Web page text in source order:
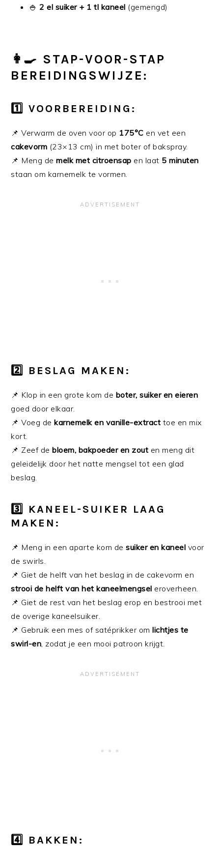
🍚2 el suiker + 1 tl kaneel (gemengd)
👩‍🍳 STAP-VOOR-STAP
BEREIDINGSWIJZE:
1️⃣ VOORBEREIDING:
📌 Verwarm de oven voor op 175°C en vet een
cakevorm (23×13 cm) in met boter of bakspray.
📌 Meng demelk met citroensap en laat 5 minuten
staan om karnemelk te vormen.
2️⃣ BESLAG MAKEN:
📌 Klop in een grote kom de boter, suiker en eieren
goed door elkaar.
📌 Voeg dekarnemelk en vanille-extract toe en mix
kort.
📌 Zeef debloem, bakpoeder en zout en meng dit
geleidelijk door het natte mengsel tot een glad
beslag.
3️⃣ KANEEL-SUIKER LAAG
MAKEN:
📌 Meng in een aparte kom desuiker en kaneel voor
de swirls.
📌 Giet de helft van het beslag in de cakevorm en
strooi de helft van het kaneelmengsel eroverheen.
📌 Giet de rest van het beslag erop en bestrooi met
de overige kaneelsuiker.
📌 Gebruik een mes of satéprikker omlichtjes te
swirl-en , zodat je een mooi patroon krijgt.
4️⃣ BAKKEN: